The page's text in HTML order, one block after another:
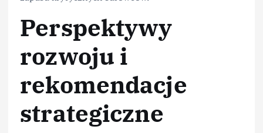
Perspektywy
rozwoju i
rekomendacje
strategiczne